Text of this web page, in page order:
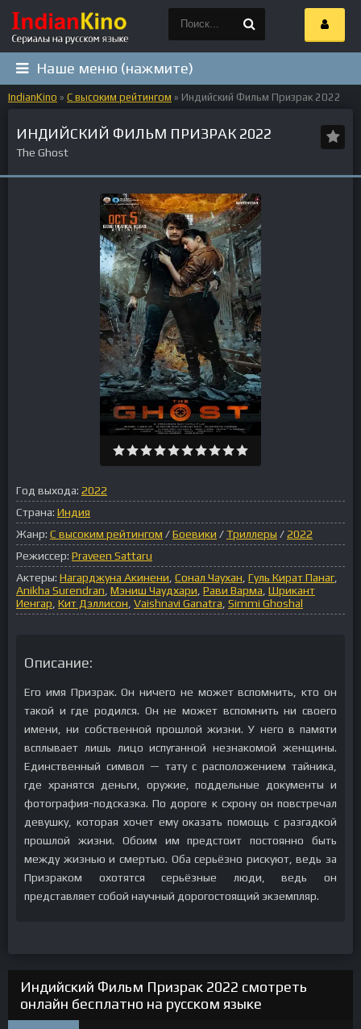
Наше меню (нажмите)
IndianKino » С высоким рейтингом » Индийский Фильм Призрак 2022
ИНДИЙСКИЙ ФИЛЬМ ПРИЗРАК 2022
The Ghost
Год выхода: 2022
Страна: Индия
Жанр: С высоким рейтингом /Боевики /Триллеры /2022
Режиссер: Praveen Sattaru
Актеры: Нагарджуна Акинени Сонал Чаухан Гуль Кират Панаг,
Anikha Surendran Мэниш Чаудхари Рави Варма Шрикант
Иенгар Кит Дэллисон Vaishnavi Ganatra Simmi Ghoshal
Описание:
Его имя Призрак. Он ничего не может вспомнить, кто он
такой и где родился. Он не может вспомнить ни своего
имени, ни собственной прошлой жизни. У него в памяти
всплывает лишь лицо испуганной незнакомой женщины.
Единственный символ — тату с расположением тайника,
где хранятся деньги, оружие, поддельные документы и
фотография-подсказка. По дороге к схрону он повстречал
девушку, которая хочет ему оказать помощь с разгадкой
прошлой жизни. Обоим им предстоит постоянно быть
между жизнью и смертью. Оба серьёзно рискуют, ведь за
Призраком охотятся серьёзные люди, ведь он
представляет собой научный дорогостоящий экземпляр.
Индийский Фильм Призрак 2022 смотреть
онлайн бесплатно на русском языке